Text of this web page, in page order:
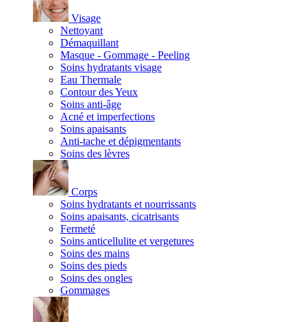
Visage
Nettoyant
Démaquillant
Masque - Gommage - Peeling
Soins hydratants visage
Eau Thermale
Contour des Yeux
Soins anti-âge
Acné et imperfections
Soins apaisants
Anti-tache et dépigmentants
Soins des lèvres
Corps
Soins hydratants et nourrissants
Soins apaisants, cicatrisants
Fermeté
Soins anticellulite et vergetures
Soins des mains
Soins des pieds
Soins des ongles
Gommages